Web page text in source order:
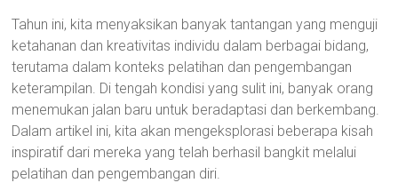
Tahun ini, kita menyaksikan banyak tantangan yang menguji
ketahanan dan kreativitas individu dalam berbagai bidang,
terutama dalam konteks pelatihan dan pengembangan
keterampilan. Di tengah kondisi yang sulit ini, banyak orang
menemukan jalan baru untuk beradaptasi dan berkembang.
Dalam artikel ini, kita akan mengeksplorasi beberapa kisah
inspiratif dari mereka yang telah berhasil bangkit melalui
pelatihan dan pengembangan diri.